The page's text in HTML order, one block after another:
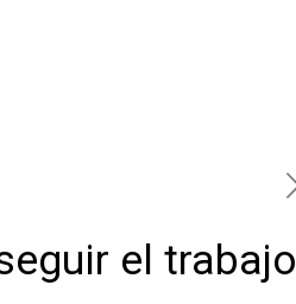
el trabajo